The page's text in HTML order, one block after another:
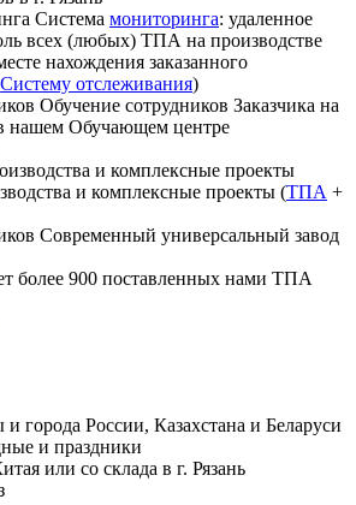
Система мониторинга: удаленное
всех (любых) ТПА на производстве
нахождения заказанного
Систему отслеживания)
Обучение сотрудников Заказчика на
нашем Обучающем центре
и комплексные проекты (ТПА +
Современный универсальный завод
более 900 поставленных нами ТПА
города России, Казахстана и Беларуси
и праздники
или со склада в г. Рязань